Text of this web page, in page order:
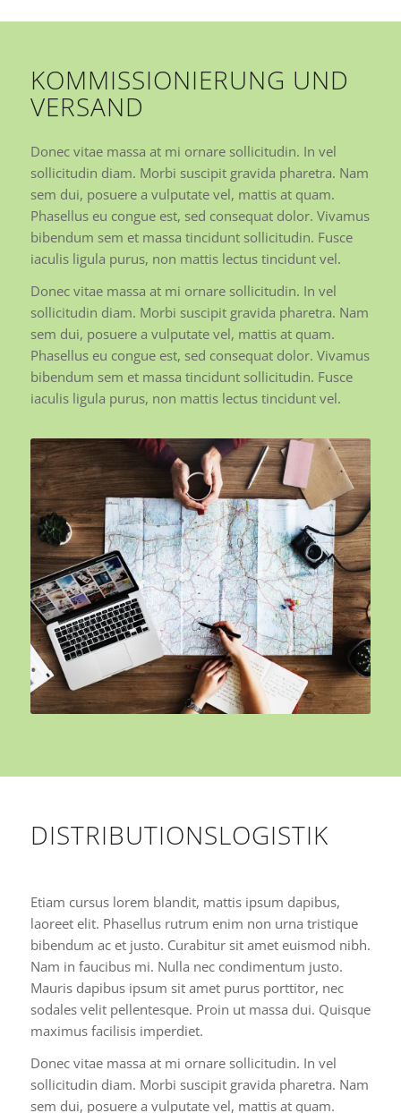
KOMMISSIONIERUNG UND
VERSAND
Donec vitae massa at mi ornare sollicitudin. In vel
sollicitudin diam. Morbi suscipit gravida pharetra. Nam
sem dui, posuere a vulputate vel, mattis at quam.
Phasellus eu congue est, sed consequat dolor. Vivamus
bibendum sem et massa tincidunt sollicitudin. Fusce
iaculis ligula purus, non mattis lectus tincidunt vel.
Donec vitae massa at mi ornare sollicitudin. In vel
sollicitudin diam. Morbi suscipit gravida pharetra. Nam
sem dui, posuere a vulputate vel, mattis at quam.
Phasellus eu congue est, sed consequat dolor. Vivamus
bibendum sem et massa tincidunt sollicitudin. Fusce
iaculis ligula purus, non mattis lectus tincidunt vel.
DISTRIBUTIONSLOGISTIK
Etiam cursus lorem blandit, mattis ipsum dapibus,
laoreet elit. Phasellus rutrum enim non urna tristique
bibendum ac et justo. Curabitur sit amet euismod nibh.
Nam in faucibus mi. Nulla nec condimentum justo.
Mauris dapibus ipsum sit amet purus porttitor, nec
sodales velit pellentesque. Proin ut massa dui. Quisque
maximus facilisis imperdiet.
Donec vitae massa at mi ornare sollicitudin. In vel
sollicitudin diam. Morbi suscipit gravida pharetra. Nam
sem dui, posuere a vulputate vel, mattis at quam.